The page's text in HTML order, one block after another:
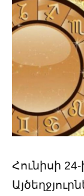
Հունիսի